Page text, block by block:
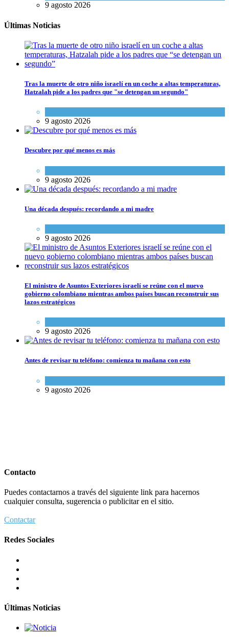
9 agosto 2026
Últimas Noticias
Tras la muerte de otro niño israelí en un coche a altas temperaturas,
Hatzalah pide a los padres que "se detengan un segundo"
9 agosto 2026
Descubre por qué menos es más
9 agosto 2026
Una década después: recordando a mi madre
9 agosto 2026
El ministro de Asuntos Exteriores israelí se reúne con el nuevo
gobierno colombiano mientras ambos países buscan reconstruir sus
lazos estratégicos
9 agosto 2026
Antes de revisar tu teléfono: comienza tu mañana con esto
9 agosto 2026
Contacto
Puedes contactarnos a través del siguiente link para hacernos
cualquier consulta, sugerencia o publicitar en el sitio.
Contactar
Redes Sociales
Últimas Noticias